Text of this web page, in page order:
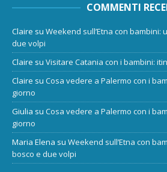
COMMENTI
Claire su Weekend sull’Etna con bambini:
due volpi
Claire su Visitare Catania con i bambini:
Claire su Cosa vedere a Palermo con i
giorno
Giulia su Cosa vedere a Palermo con i
giorno
Maria Elena su Weekend sull’Etna con
bosco e due volpi